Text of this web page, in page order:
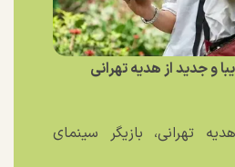
و جدید از هدیه تهرانی
تهرانی، بازیگر سینمای